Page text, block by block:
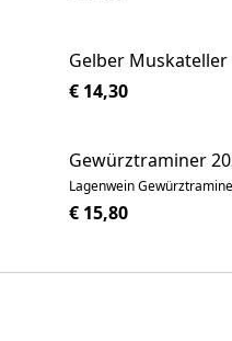
Gelber Muskateller
€ 14,30
Gewürztraminer
Lagenwein
€ 15,80